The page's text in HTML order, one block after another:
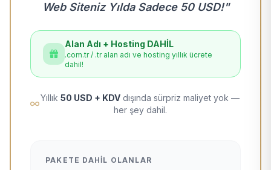
Web Siteniz Yılda Sadece 50 USD!"
Alan Adı + Hosting DAHİL
.com.tr / .tr alan adı ve hosting yıllık ücrete
dahil!
Yıllık 50 USD + KDV dışında sürpriz maliyet yok —
her şey dahil.
PAKETE DAHIL OLANLAR